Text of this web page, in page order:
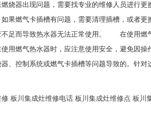
器出现问题，需要找专业的维修人员进行
果燃气卡插槽有问题，需要清理插槽，或
不足而导致热水器无法正常使用。 在使用燃
燃气热水器时，应注意使用安全，避免因
、控制系统或燃气卡插槽等问题导致的。针
修 板川集成灶维修电话 板川集成灶维修点 板川